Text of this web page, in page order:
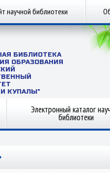
научной библиотеки
БИБЛИОТЕКА
ОБРАЗОВАНИЯ
КУПАЛЫ"
Электронный каталог
библиотеки